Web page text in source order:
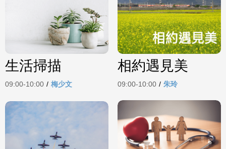
生活掃描
09:00-10:00 / 梅少文
相約遇見美
09:00-10:00 / 朱玲